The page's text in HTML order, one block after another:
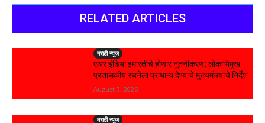
RELATED ARTICLES
मराठी न्यूज़
एअर इंडिया इमारतीचे होणार नूतनीकरण; लोकाभिमुख
प्रशासकीय रचनेला प्राधान्य देण्याचे मुख्यमंत्र्यांचे निर्देश
August 3, 2026
मराठी न्यूज़